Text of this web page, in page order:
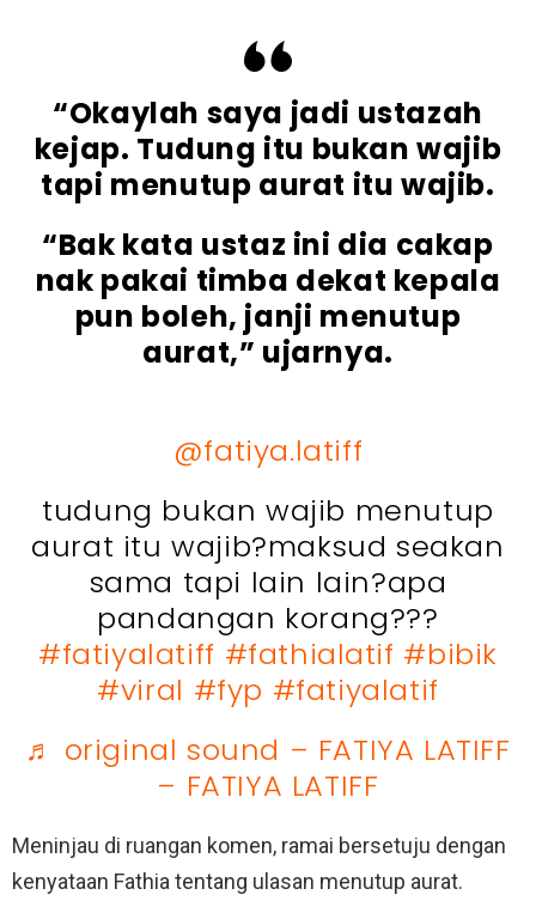
“Okaylah saya jadi ustazah
kejap. Tudung itu bukan wajib
tapi menutup aurat itu wajib.
“Bak kata ustaz ini dia cakap
nak pakai timba dekat kepala
pun boleh, janji menutup
aurat,” ujarnya.
@fatiya.latiff
tudung bukan wajib menutup
aurat itu wajib?maksud seakan
sama tapi lain lain?apa
pandangan korang???
#fatiyalatiff #fathialatif #bibik
#viral #fyp #fatiyalatif
♬ original sound – FATIYA LATIFF
– FATIYA LATIFF
Meninjau di ruangan komen, ramai bersetuju dengan
kenyataan Fathia tentang ulasan menutup aurat.